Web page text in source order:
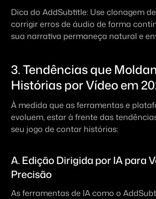
Dica do AddSubtitle: Use clonagem
corrigir erros de áudio de forma
sua narrativa permaneça natural e
3. Tendências que
Histórias por Vídeo em
À medida que as ferramentas e
evoluem, estar à frente das
seu jogo de contar histórias:
A. Edição Dirigida por IA para
Precisão
As ferramentas de IA como o